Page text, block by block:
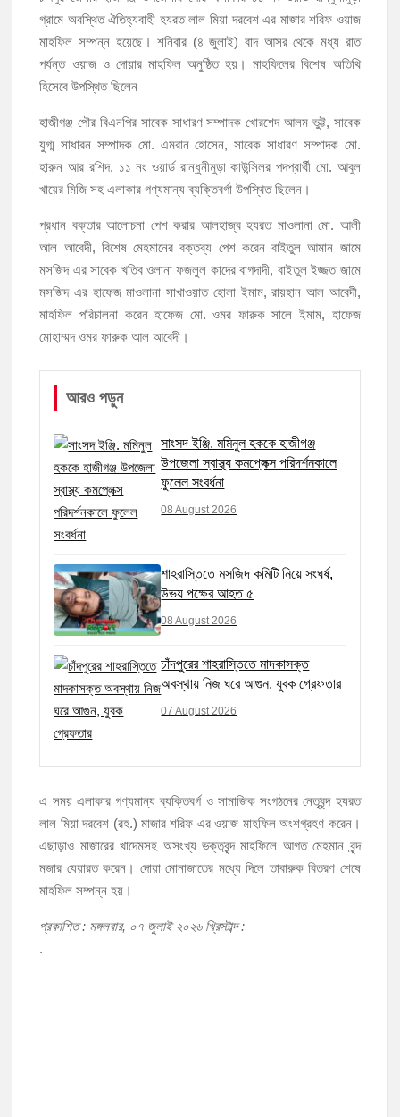
হাজীগঞ্জে শিক্ষার্থীদের লেখাপড়ার মানোন্নয়নে ও উপস্থিতি নিশ্চিতকরণে অভিভাবক
সমাবেশ
জরিমানা
হাজীগঞ্জে ৬ বছরের শিশুকে ধর্ষণের অভিযোগে কেয়ারটেকার আটক
হাজীগঞ্জের রাজারগাঁও উবিতে জুলাই গণঅভ্যুত্থান দিবস পালন
হাজীগঞ্জ সরকারি মডেল পাইলট হাই স্কুল অ্যান্ড কলেজে ‘জুলাই গণঅভ্যুত্থান
দিবস’ পালিত
গ্রামে অবস্থিত ঐতিহ্যবাহী হযরত লাল মিয়া দরবেশ এর মাজার শরিফ ওয়াজ
মাহফিল সম্পন্ন হয়েছে। শনিবার (৪ জুলাই) বাদ আসর থেকে মধ্য রাত
পর্যন্ত ওয়াজ ও দোয়ার মাহফিল অনুষ্ঠিত হয়। মাহফিলের বিশেষ অতিথি
হিসেবে উপস্থিত ছিলেন
হাজীগঞ্জ পৌর বিএনপির সাবেক সাধারণ সম্পাদক খোরশেদ আলম ভুট্ট, সাবেক
যুগ্ম সাধারন সম্পাদক মো. এমরান হোসেন, সাবেক সাধারণ সম্পাদক মো.
হারুন আর রশিদ, ১১ নং ওয়ার্ড রান্ধুনীমুড়া কাউন্সিলর পদপ্রার্থী মো. আবুল
খায়ের মিজি সহ এলাকার গণ্যমান্য ব্যক্তিবর্গা উপস্থিত ছিলেন।
প্রধান বক্তার আলোচনা পেশ করার আলহাজ্ব হযরত মাওলানা মো. আলী
আল আবেদী, বিশেষ মেহমানের বক্তব্য পেশ করেন বাইতুল আমান জামে
মসজিদ এর সাবেক খতিব ওলানা ফজলুল কাদের বাগদাদী, বাইতুল ইজ্জত জামে
মসজিদ এর হাফেজ মাওলানা সাখাওয়াত হোলা ইমাম, রায়হান আল আবেদী,
মাহফিল পরিচালনা করেন হাফেজ মো. ওমর ফারুক সালে ইমাম, হাফেজ
মোহাম্মদ ওমর ফারুক আল আবেদী।
আরও পড়ুন
সাংসদ ইঞ্জি. মমিনুল হককে হাজীগঞ্জ
উপজেলা স্বাস্থ্য কমপ্লেক্স পরিদর্শনকালে
ফুলেল সংবর্ধনা
08 August 2026
শাহরাস্তিতে মসজিদ কমিটি নিয়ে সংঘর্ষ,
উভয় পক্ষের আহত ৫
08 August 2026
চাঁদপুরের শাহরাস্তিতে মাদকাসক্ত
অবস্থায় নিজ ঘরে আগুন, যুবক গ্রেফতার
07 August 2026
এ সময় এলাকার গণ্যমান্য ব্যক্তিবর্গ ও সামাজিক সংগঠনের নেতৃবৃন্দ হযরত
লাল মিয়া দরবেশ (রহ.) মাজার শরিফ এর ওয়াজ মাহফিল অংশগ্রহণ করেন।
এছাড়াও মাজারের খাদেমসহ অসংখ্য ভক্তবৃন্দ মাহফিলে আগত মেহমান বৃন্দ
মজার যেয়ারত করেন। দোয়া মোনাজাতের মধ্যে দিলে তাবারুক বিতরণ শেষে
মাহফিল সম্পন্ন হয়।
প্রকাশিত : মঙ্গলবার, ০৭ জুলাই ২০২৬ খ্রিস্টাব্দ :
.